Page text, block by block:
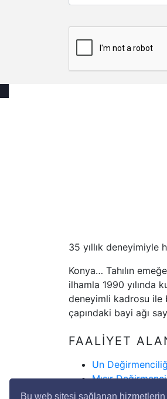
Bu web sitesi sağlanan
35 yıllık deneyimiyle
Konya… Tahılın
ilhamla 1990 yılında
deneyimli kadrosu ile
çapındaki bayi ağı
FAALİYET
Un
Mısır
Yem Teknolojisi